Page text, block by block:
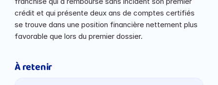
crédit et qui présente deux ans de comptes certifiés
se trouve dans une position financière nettement plus
favorable que lors du premier dossier.
À retenir